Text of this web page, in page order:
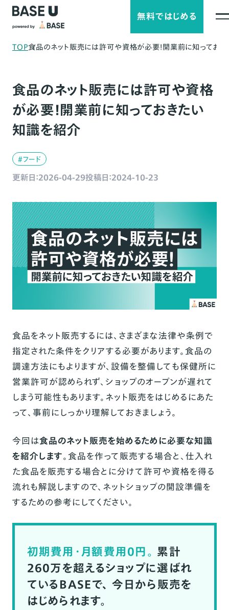
無料ではじめる
TOP食品のネット販売には許可や資格が必要！開業前に知ってお
食品のネット販売には許可や資格
が必要！開業前に知っておきたい
知識を紹介
#フード
更新日：2026-04-29投稿日：2024-10-23
食品をネット販売するには、さまざまな法律や条例で
指定された条件をクリアする必要があります。食品の
調達方法にもよりますが、設備を整備しても保健所に
営業許可が認められず、ショップのオープンが遅れて
しまう可能性もあります。ネット販売をはじめるにあた
って、事前にしっかり理解しておきましょう。
今回は食品のネット販売を始めるために必要な知識
を紹介します。食品を作って販売する場合と、仕入れ
た食品を販売する場合とに分けて許可や資格を得る
流れも解説しますので、ネットショップの開設準備を
するための参考にしてください。
初期費用・月額費用0円。 累計
260万を超えるショップに選ばれ
ているBASEで、 今日から販売を
はじめられます。